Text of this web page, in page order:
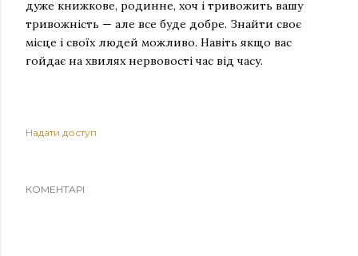
дуже книжкове, родинне, хоч і тривожить вашу
тривожність — але все буде добре. Знайти своє
місце і своїх людей можливо. Навіть якщо вас
гойдає на хвилях нервовості час від часу.
Надати доступ
КОМЕНТАРІ